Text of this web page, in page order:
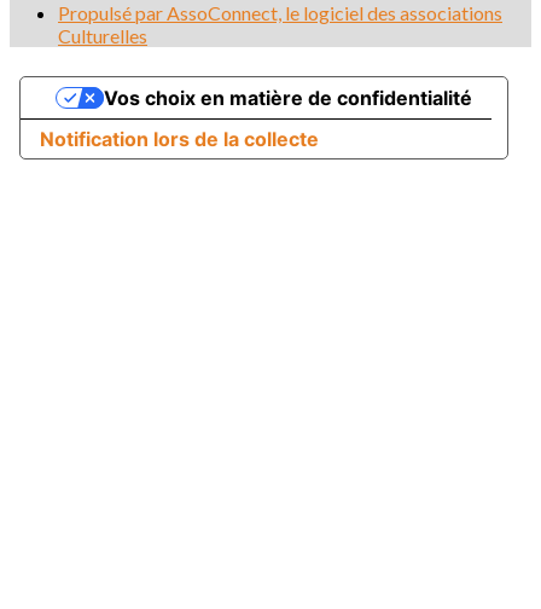
Propulsé par AssoConnect, le logiciel des associations
Culturelles
Notification lors de la collecte
Vos choix en matière de confidentialité